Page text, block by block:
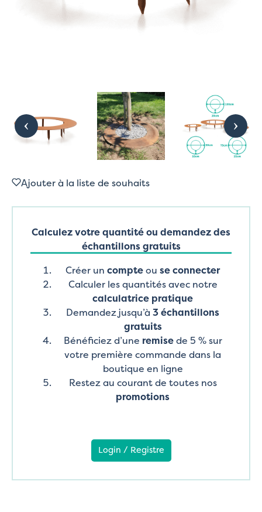
Ajouter à la liste de souhaits
Calculez votre quantité ou demandez des
échantillons gratuits
Créer un compteou se connecter
Calculer les quantités avec notre
calculatrice pratique
Demandez jusqu’à 3 échantillons
gratuits
Bénéficiez d’une remisede 5 % sur
votre première commande dans la
boutique en ligne
Restez au courant de toutes nos
promotions
Login / Registre